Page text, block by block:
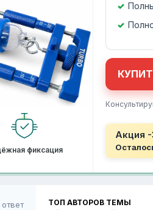
фиксация
Акция
ТОП АВТОРОВ ТЕМЫ